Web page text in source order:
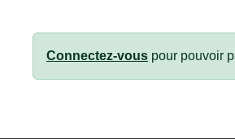
Connectez-vous pour pouvoir